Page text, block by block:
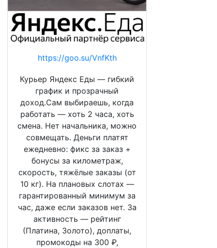
https://goo.su/VnfKth
Курьер Яндекс Еды — гибкий
график и прозрачный
доход.Сам выбираешь, когда
работать — хоть 2 часа, хоть
смена. Нет начальника, можно
совмещать. Деньги платят
ежедневно: фикс за заказ +
бонусы за километраж,
скорость, тяжёлые заказы (от
10 кг). На плановых слотах —
гарантированный минимум за
час, даже если заказов нет. За
активность — рейтинг
(Платина, Золото), доплаты,
промокоды на 300 ₽,